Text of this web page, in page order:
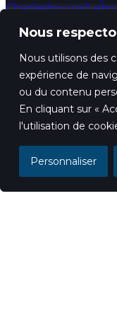
Nous
Nous utilisons des
expérience de
ou du contenu
En cliquant sur «
l'utilisation de
Personnaliser
Charlesbourg/
(418) 655-6433
Accueil
Photobooth
Portfolio
Événementiel
Portrait